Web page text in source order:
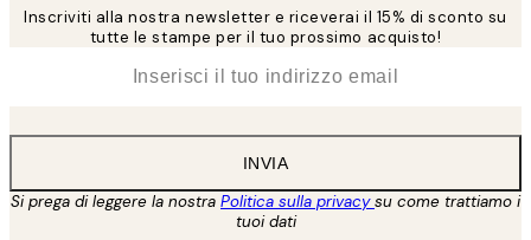
Inscriviti alla nostra newsletter e riceverai il 15% di sconto su
tutte le stampe per il tuo prossimo acquisto!
INVIA
Si prega di leggere la nostra Politica sulla privacysu come trattiamo i
tuoi dati